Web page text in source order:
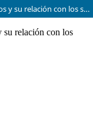
Un mapeo alternativo: cuerpos feminizados y su relación con los saberes en instituciones educativas